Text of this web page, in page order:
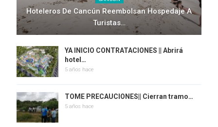
Hoteleros De Cancún Reembolsan Hospedaje A
Turistas…
YA INICIO CONTRATACIONES || Abrirá
hotel…
5 años hace
TOME PRECAUCIONES|| Cierran tramo…
5 años hace